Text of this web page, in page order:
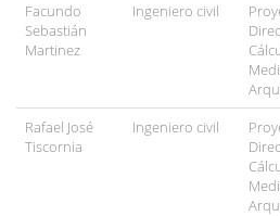
Facundo
Sebastián
Martinez
Ingeniero civil
Rafael José
Tiscornia
Ingeniero civil